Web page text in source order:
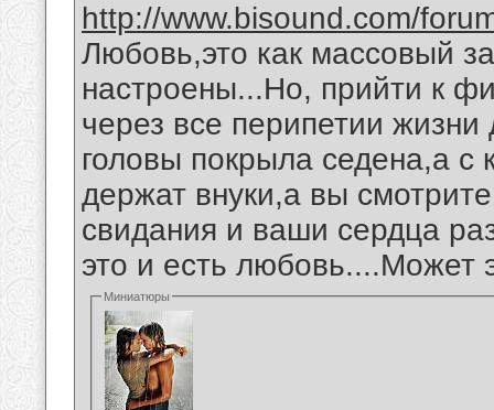
http://www.bisound.com/
Любовь,это как массовый
настроены...Но, прийти к
через все перипетии
головы покрыла седена,а с
держат внуки,а вы
свидания и ваши сердца
это и есть любовь....Может
Миниатюры